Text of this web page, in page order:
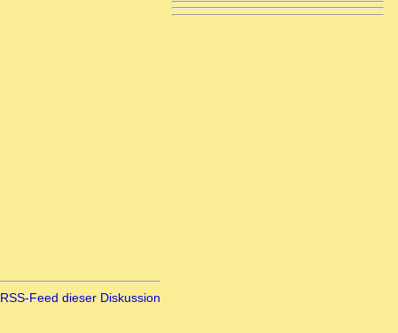
RSS-Feed dieser Diskussion